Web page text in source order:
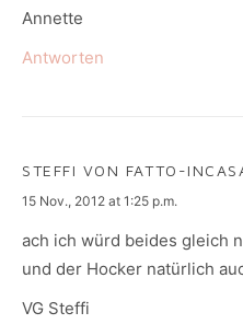
Annette
Antworten
STEFFI VON FATTO-
says:
15 Nov., 2012 at 1:25 p.m.
ach ich würd beides gleich
und der Hocker natürlich
VG Steffi